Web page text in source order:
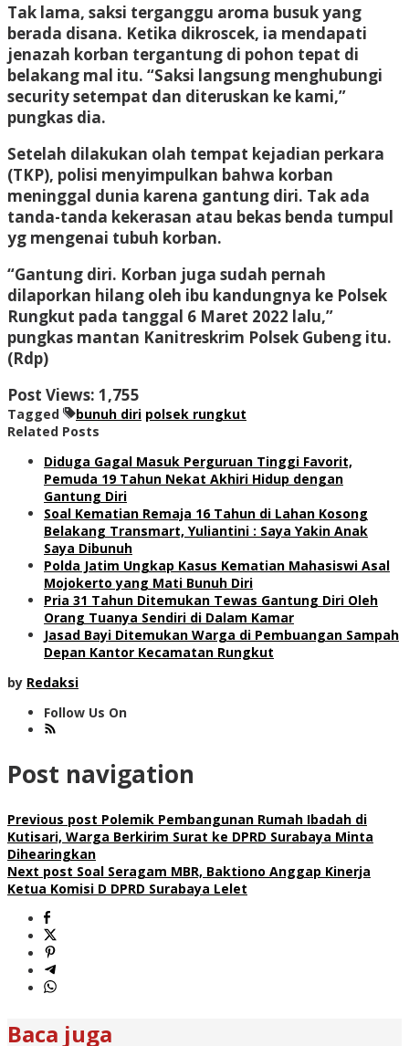
Tak lama, saksi terganggu aroma busuk yang
berada disana. Ketika dikroscek, ia mendapati
jenazah korban tergantung di pohon tepat di
belakang mal itu. “Saksi langsung menghubungi
security setempat dan diteruskan ke kami,”
pungkas dia.
Setelah dilakukan olah tempat kejadian perkara
(TKP), polisi menyimpulkan bahwa korban
meninggal dunia karena gantung diri. Tak ada
tanda-tanda kekerasan atau bekas benda tumpul
yg mengenai tubuh korban.
“Gantung diri. Korban juga sudah pernah
dilaporkan hilang oleh ibu kandungnya ke Polsek
Rungkut pada tanggal 6 Maret 2022 lalu,”
pungkas mantan Kanitreskrim Polsek Gubeng itu.
(Rdp)
Post Views: 1,755
Tagged bunuh diri polsek rungkut
Related Posts
Diduga Gagal Masuk Perguruan Tinggi Favorit,
Pemuda 19 Tahun Nekat Akhiri Hidup dengan
Gantung Diri
Soal Kematian Remaja 16 Tahun di Lahan Kosong
Belakang Transmart, Yuliantini : Saya Yakin Anak
Saya Dibunuh
Polda Jatim Ungkap Kasus Kematian Mahasiswi Asal
Mojokerto yang Mati Bunuh Diri
Pria 31 Tahun Ditemukan Tewas Gantung Diri Oleh
Orang Tuanya Sendiri di Dalam Kamar
Jasad Bayi Ditemukan Warga di Pembuangan Sampah
Depan Kantor Kecamatan Rungkut
by Redaksi
Follow Us On
Post navigation
Previous post Polemik Pembangunan Rumah Ibadah di
Kutisari, Warga Berkirim Surat ke DPRD Surabaya Minta
Dihearingkan
Next post Soal Seragam MBR, Baktiono Anggap Kinerja
Ketua Komisi D DPRD Surabaya Lelet
Baca juga